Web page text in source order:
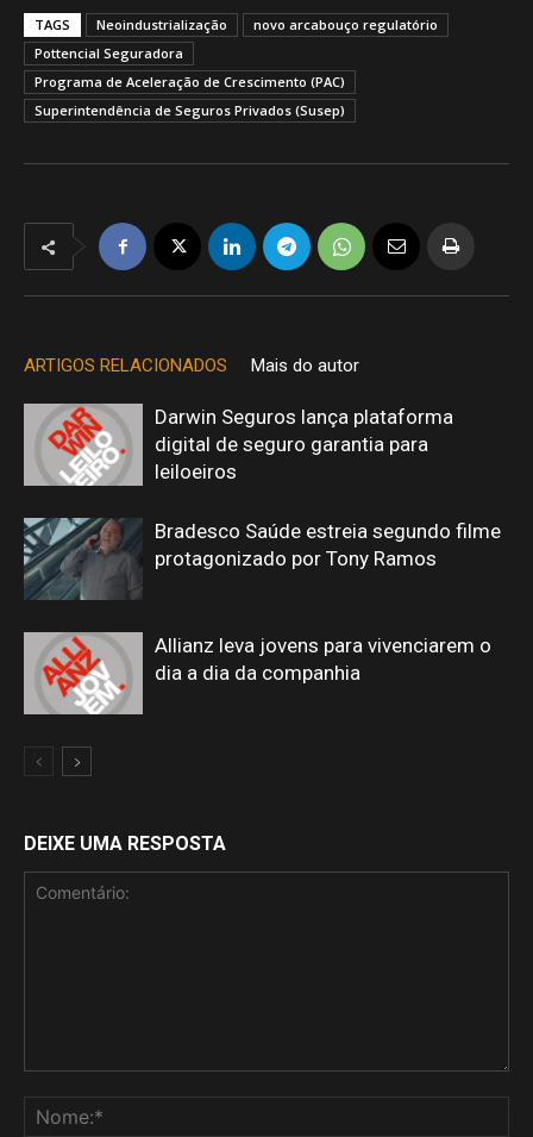
TAGS Neoindustrialização
novo arcabouço regulatório
Pottencial Seguradora
Programa de Aceleração de Crescimento (PAC)
Superintendência de Seguros Privados (Susep)
ARTIGOS RELACIONADOS Mais do autor
Darwin Seguros lança plataforma
digital de seguro garantia para
leiloeiros
Bradesco Saúde estreia segundo filme
protagonizado por Tony Ramos
Allianz leva jovens para vivenciarem o
dia a dia da companhia
DEIXE UMA RESPOSTA